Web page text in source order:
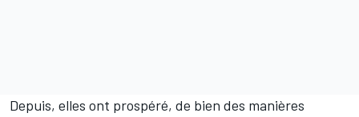
Depuis, elles ont prospéré, de bien des manières